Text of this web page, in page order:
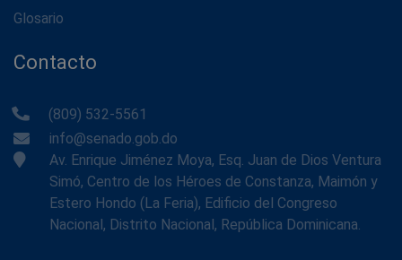
Glosario
Contacto
(809) 532-5561
info@senado.gob.do
Av. Enrique Jiménez Moya, Esq. Juan de Dios Ventura
Simó, Centro de los Héroes de Constanza, Maimón y
Estero Hondo (La Feria), Edificio del Congreso
Nacional, Distrito Nacional, República Dominicana.